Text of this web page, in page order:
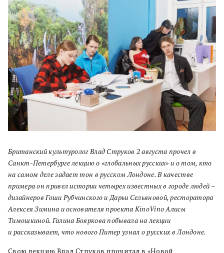
Британский культуролог Влад Струков 2 августа прочел в
Санкт-Петербурге лекцию о «глобальных русских» и о том, кто
на самом деле задает тон в русском Лондоне. В качестве
примера он привел истории четырех известных в городе людей –
дизайнеров Гоши Рубчинского и Дарьи Сельяновой, ресторатора
Алексея Зимина и основателя проекта KinoVino Алисы
Тимошкиной. Галина Бояркова побывала на лекции
и рассказывает, что нового Питер узнал о русских в Лондоне.